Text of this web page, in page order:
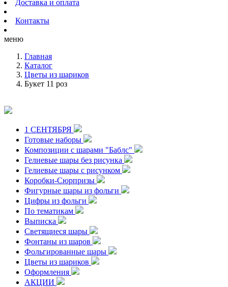
Доставка и оплата
Контакты
меню
Главная
Каталог
Цветы из шариков
Букет 11 роз
1 СЕНТЯБРЯ
Готовые наборы
Композиции с шарами "Баблс"
Гелиевые шары без рисунка
Гелиевые шары с рисунком
Коробки-Сюрпризы
Фигурные шары из фольги
Цифры из фольги
По тематикам
Выписка
Светящиеся шары
Фонтаны из шаров
Фольгированные шары
Цветы из шариков
Оформления
АКЦИИ